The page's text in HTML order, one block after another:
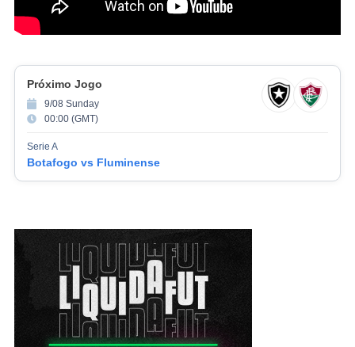
Próximo Jogo
9/08 Sunday
00:00 (GMT)
Serie A
Botafogo vs Fluminense